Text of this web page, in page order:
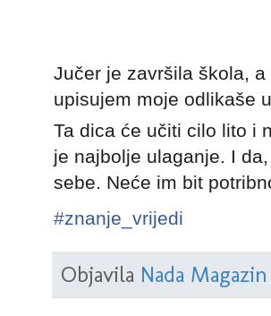
Jučer je završila škola,
upisujem moje odlikaše
Ta dica će učiti cilo lito i
je najbolje ulaganje. I
sebe. Neće im bit
#znanje_vrijedi
Objavila Nada Magazin